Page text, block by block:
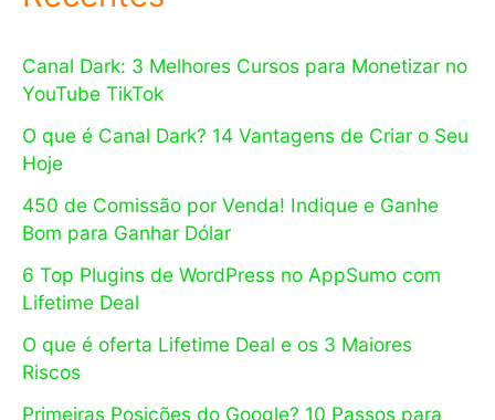
Canal Dark: 3 Melhores Cursos para Monetizar no
YouTube TikTok
O que é Canal Dark? 14 Vantagens de Criar o Seu
Hoje
450 de Comissão por Venda! Indique e Ganhe
Bom para Ganhar Dólar
6 Top Plugins de WordPress no AppSumo com
Lifetime Deal
O que é oferta Lifetime Deal e os 3 Maiores
Riscos
Primeiras Posições do Google? 10 Passos para